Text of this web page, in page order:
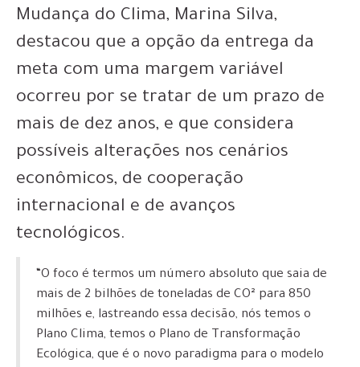
Mudança do Clima, Marina Silva,
destacou que a opção da entrega da
meta com uma margem variável
ocorreu por se tratar de um prazo de
mais de dez anos, e que considera
possíveis alterações nos cenários
econômicos, de cooperação
internacional e de avanços
tecnológicos.
“O foco é termos um número absoluto que saia de
mais de 2 bilhões de toneladas de CO² para 850
milhões e, lastreando essa decisão, nós temos o
Plano Clima, temos o Plano de Transformação
Ecológica, que é o novo paradigma para o modelo